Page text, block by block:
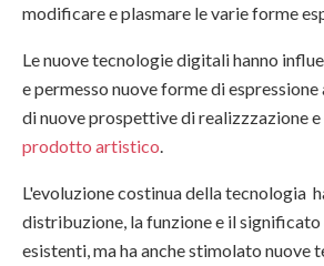
modificare e plasmare le varie forme
Le nuove tecnologie digitali hanno
e permesso nuove forme di
di nuove prospettive di realizzzazione
prodotto artistico
L'evoluzione costinua della tecnologia
distribuzione, la funzione e il significato
esistenti, ma ha anche stimolato nuove